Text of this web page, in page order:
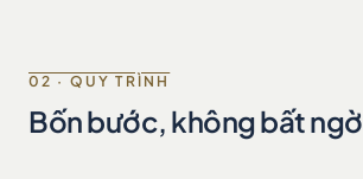
02 · QUY TRÌNH
Bốn bước, không bất ngờ